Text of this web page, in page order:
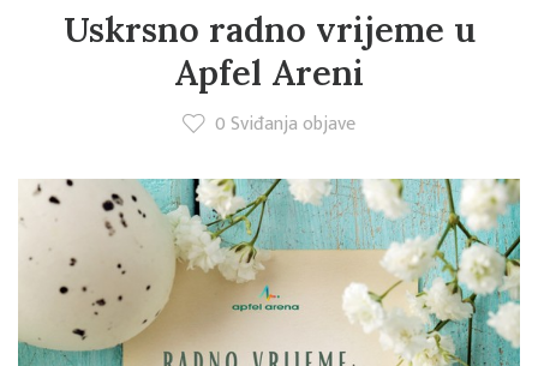
Uskrsno radno vrijeme u
Apfel Areni
0 Sviđanja objave